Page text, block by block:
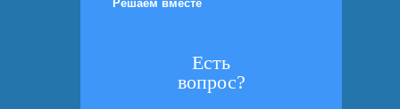
Решаем вместе
Есть
вопрос?